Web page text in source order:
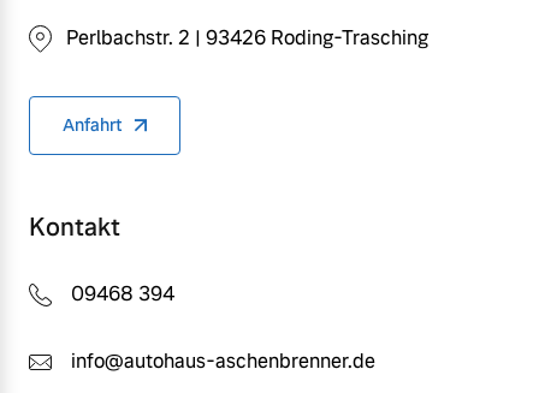
Perlbachstr. 2 | 93426 Roding-Trasching
Anfahrt
Kontakt
09468 394
info@autohaus-aschenbrenner.de